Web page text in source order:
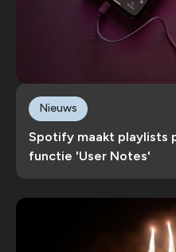
Spotify maakt playlists
functie 'User Notes'
Nieuws